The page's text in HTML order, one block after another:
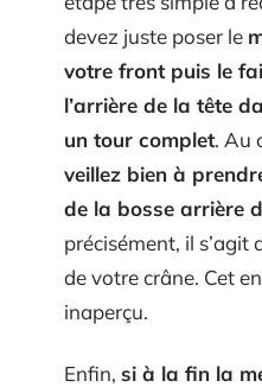
devez juste poser le
votre front puis le
l’arrière de la tête
un tour complet. Au
veillez bien à
de la bosse arrière
précisément, il s’agit
de votre crâne. Cet
inaperçu.
Enfin, si à la fin la